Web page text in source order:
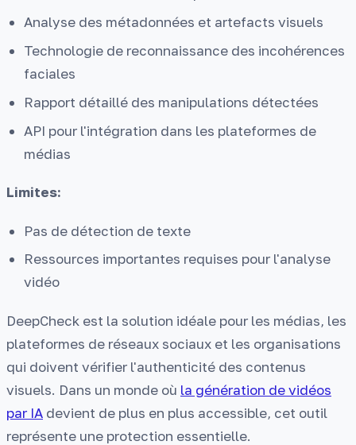
Analyse des métadonnées et artefacts visuels
Technologie de reconnaissance des incohérences
faciales
Rapport détaillé des manipulations détectées
API pour l'intégration dans les plateformes de
médias
Limites:
Pas de détection de texte
Ressources importantes requises pour l'analyse
vidéo
DeepCheck est la solution idéale pour les médias, les
plateformes de réseaux sociaux et les organisations
qui doivent vérifier l'authenticité des contenus
visuels. Dans un monde où la génération de vidéos
par IA devient de plus en plus accessible, cet outil
représente une protection essentielle.